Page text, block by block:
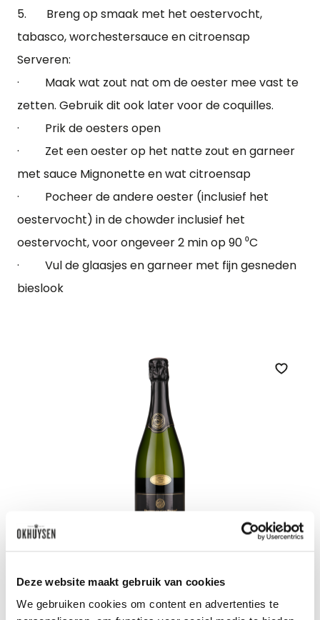
Deze website maakt gebruik van cookies
We gebruiken cookies om content en advertenties te
5. Breng op smaak met het oestervocht,
tabasco, worchestersauce en citroensap
Serveren:
· Maak wat zout nat om de oester mee vast te
zetten. Gebruik dit ook later voor de coquilles.
· Prik de oesters open
· Zet een oester op het natte zout en garneer
met sauce Mignonette en wat citroensap
· Pocheer de andere oester (inclusief het
oestervocht) in de chowder inclusief het
oestervocht, voor ongeveer 2 min op 90 ⁰C
· Vul de glaasjes en garneer met fijn gesneden
bieslook
Zet